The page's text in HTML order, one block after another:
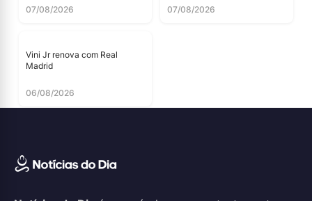
07/08/2026 07/08/2026
Vini Jr renova com Real
Madrid
06/08/2026